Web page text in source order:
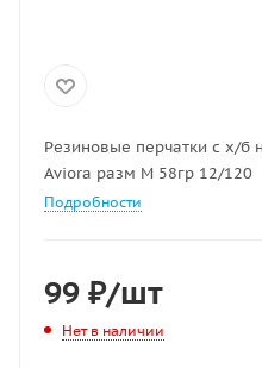
Резиновые перчатки с х/б
Aviora разм M 58гр 12/120
Подробности
99 ₽/шт
Нет в наличии